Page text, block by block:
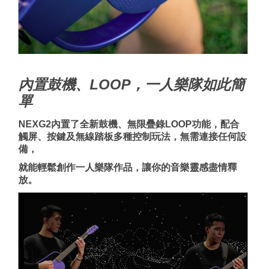
內置鼓機、LOOP，一人樂隊如此簡
單
NEXG2內置了全新鼓機、無限疊錄LOOP功能，配合
觸屏、按鍵及無線踏板多種控制玩法，無需連接任何設
備，
就能輕鬆創作一人樂隊作品，讓你的音樂靈感盡情釋
放。